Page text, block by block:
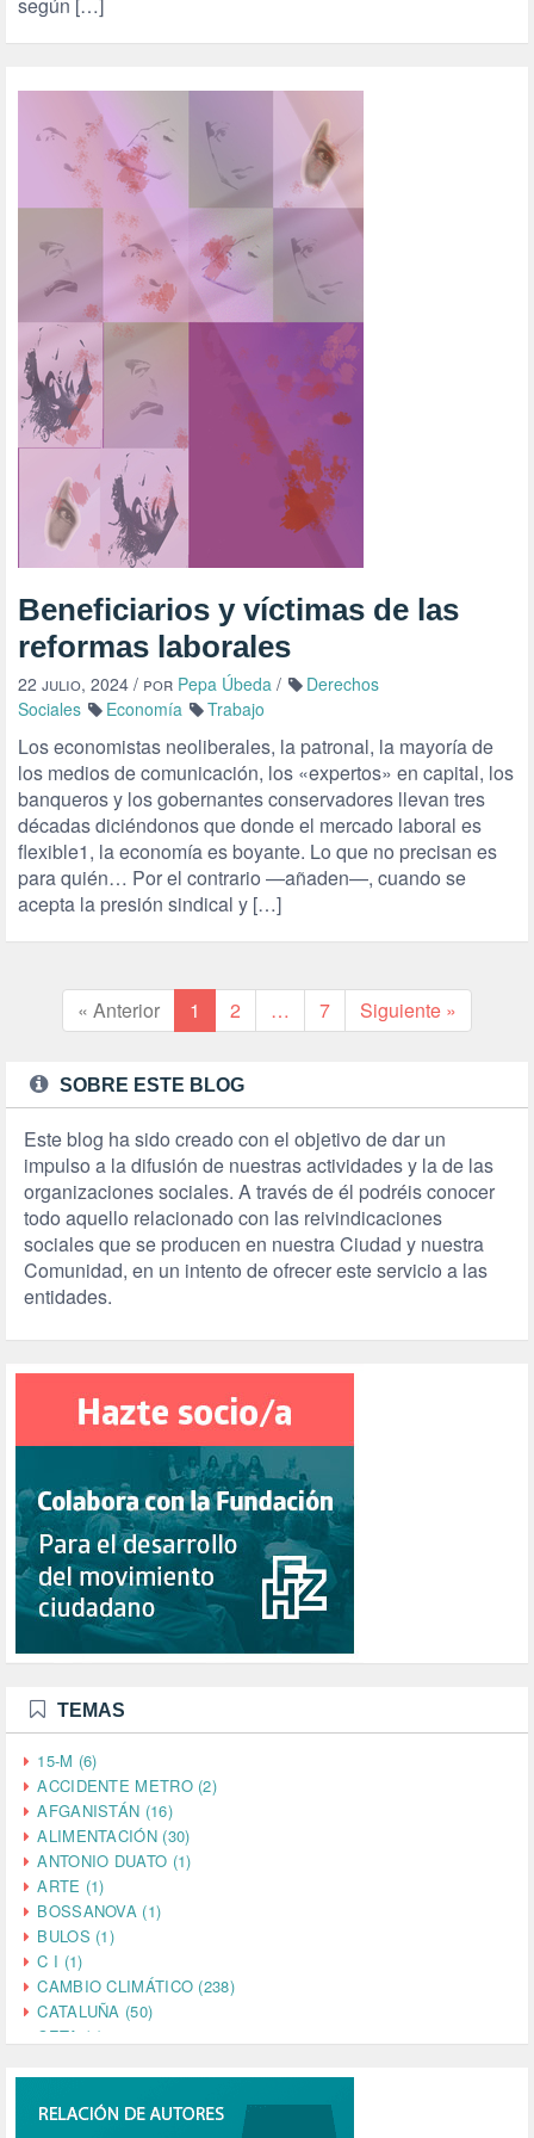
Beneficiarios y víctimas de las
reformas laborales
22 julio, 2024 / por Pepa Úbeda /
Derechos
Sociales
Economía Trabajo
Los economistas neoliberales, la patronal, la mayoría de
los medios de comunicación, los «expertos» en capital, los
banqueros y los gobernantes conservadores llevan tres
décadas diciéndonos que donde el mercado laboral es
flexible1, la economía es boyante. Lo que no precisan es
para quién… Por el contrario —añaden—, cuando se
acepta la presión sindical y […]
« Anterior 1 2 … 7 Siguiente »
SOBRE ESTE BLOG
Este blog ha sido creado con el objetivo de dar un
impulso a la difusión de nuestras actividades y la de las
organizaciones sociales. A través de él podréis conocer
todo aquello relacionado con las reivindicaciones
sociales que se producen en nuestra Ciudad y nuestra
Comunidad, en un intento de ofrecer este servicio a las
entidades.
TEMAS
15-M (6)
ACCIDENTE METRO (2)
AFGANISTÁN (16)
ALIMENTACIÓN (30)
ANTONIO DUATO (1)
ARTE (1)
BOSSANOVA (1)
BULOS (1)
C I (1)
CAMBIO CLIMÁTICO (238)
CATALUÑA (50)
CETA (2)
CINE (35)